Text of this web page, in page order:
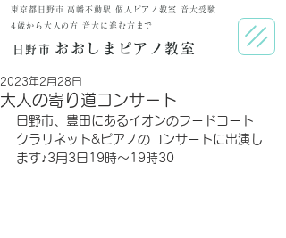
日野市 おおしまピアノ教室
東京都日野市 高幡不動駅 個人ピアノ教室 音大受験
​4歳から大人の方 音大に進む方まで
大人の寄り道コンサート
2023年2月28日
日野市、豊田にあるイオンのフードコート
クラリネット&ピアノのコンサートに出演し
ます♪3月3日19時〜19時30